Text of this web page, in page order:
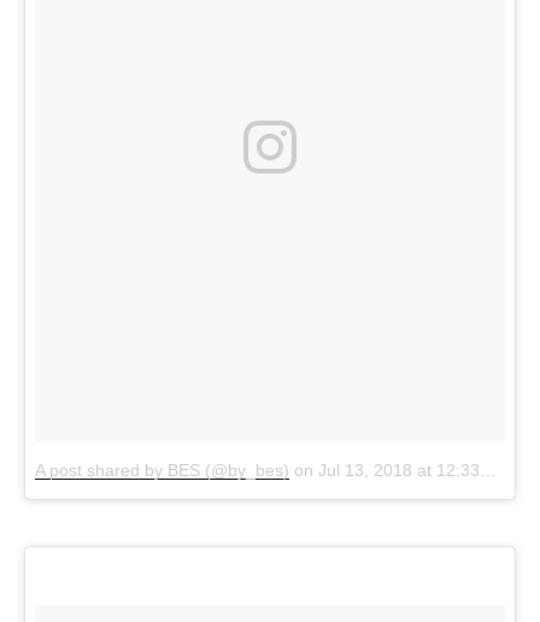
A post shared by BES (@by_bes) on Jul 13, 2018 at 12:33pm PDT